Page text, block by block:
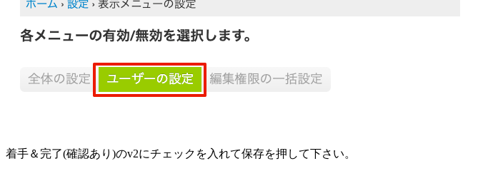
着手＆完了(確認あり)のv2にチェックを入れて保存を押して下さい。